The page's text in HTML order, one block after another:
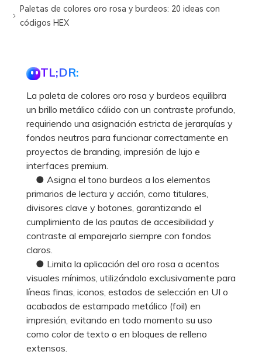
Paletas de colores oro rosa y burdeos: 20 ideas con
códigos HEX
TL;DR:
La paleta de colores oro rosa y burdeos equilibra
un brillo metálico cálido con un contraste profundo,
requiriendo una asignación estricta de jerarquías y
fondos neutros para funcionar correctamente en
proyectos de branding, impresión de lujo e
interfaces premium.
● Asigna el tono burdeos a los elementos
primarios de lectura y acción, como titulares,
divisores clave y botones, garantizando el
cumplimiento de las pautas de accesibilidad y
contraste al emparejarlo siempre con fondos
claros.
● Limita la aplicación del oro rosa a acentos
visuales mínimos, utilizándolo exclusivamente para
líneas finas, iconos, estados de selección en UI o
acabados de estampado metálico (foil) en
impresión, evitando en todo momento su uso
como color de texto o en bloques de relleno
extensos.